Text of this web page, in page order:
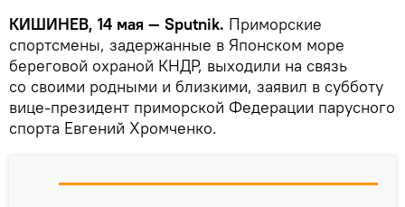
КИШИНЕВ, 14 мая — Sputnik. Приморские
спортсмены, задержанные в Японском море
береговой охраной КНДР, выходили на связь
со своими родными и близкими, заявил в субботу
вице-президент приморской Федерации парусного
спорта Евгений Хромченко.